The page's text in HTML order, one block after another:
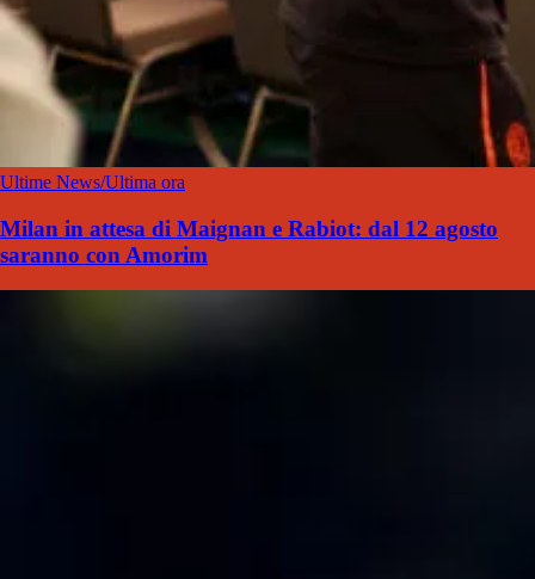
Ultime News/Ultima ora
Milan in attesa di Maignan e Rabiot: dal 12 agosto
saranno con Amorim